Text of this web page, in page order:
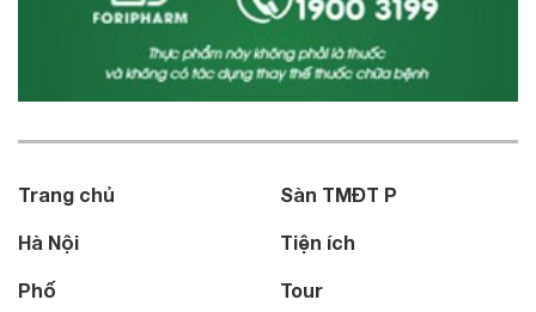
Trang chủ
Hà Nội
Phố
Sàn TMĐT P
Tiện ích
Tour